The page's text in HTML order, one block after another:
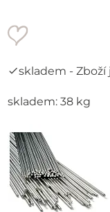
skladem -
skladem: 38 kg